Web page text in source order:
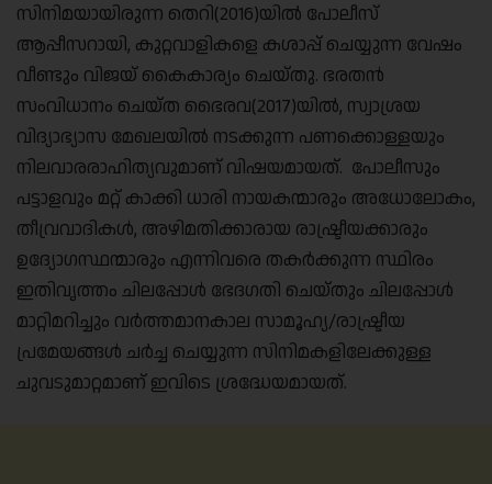
സിനിമയായിരുന്ന തെറി(2016)യില്‍ പോലീസ്
ആപ്പീസറായി, കുറ്റവാളികളെ കശാപ്പ് ചെയ്യുന്ന വേഷം
വീണ്ടും വിജയ് കൈകാര്യം ചെയ്തു. ഭരതന്‍
സംവിധാനം ചെയ്ത ഭൈരവ(2017)യില്‍, സ്വാശ്രയ
വിദ്യാഭ്യാസ മേഖലയില്‍ നടക്കുന്ന പണക്കൊള്ളയും
നിലവാരരാഹിത്യവുമാണ് വിഷയമായത്. പോലീസും
പട്ടാളവും മറ്റ് കാക്കി ധാരി നായകന്മാരും അധോലോകം,
തീവ്രവാദികള്‍, അഴിമതിക്കാരായ രാഷ്ട്രീയക്കാരും
ഉദ്യോഗസ്ഥന്മാരും എന്നിവരെ തകര്‍ക്കുന്ന സ്ഥിരം
ഇതിവൃത്തം ചിലപ്പോള്‍ ഭേദഗതി ചെയ്തും ചിലപ്പോള്‍
മാറ്റിമറിച്ചും വര്‍ത്തമാനകാല സാമൂഹ്യ/രാഷ്ട്രീയ
പ്രമേയങ്ങള്‍ ചര്‍ച്ച ചെയ്യുന്ന സിനിമകളിലേക്കുള്ള
ചുവടുമാറ്റമാണ് ഇവിടെ ശ്രദ്ധേയമായത്‌.